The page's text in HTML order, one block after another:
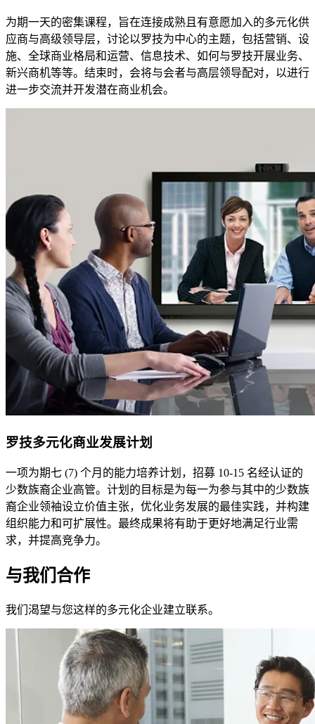
为期一天的密集课程，旨在连接成熟且有意愿加入的多元化供
应商与高级领导层，讨论以罗技为中心的主题，包括营销、设
施、全球商业格局和运营、信息技术、如何与罗技开展业务、
新兴商机等等。结束时，会将与会者与高层领导配对，以进行
进一步交流并开发潜在商业机会。
罗技多元化商业发展计划
一项为期七 (7) 个月的能力培养计划，招募 10-15 名经认证的
少数族裔企业高管。计划的目标是为每一为参与其中的少数族
裔企业领袖设立价值主张，优化业务发展的最佳实践，并构建
组织能力和可扩展性。最终成果将有助于更好地满足行业需
求，并提高竞争力。
与我们合作
我们渴望与您这样的多元化企业建立联系。